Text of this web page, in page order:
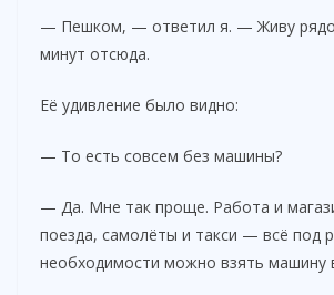
— Пешком, — ответил я. — Живу
минут отсюда.
Её удивление было видно:
— То есть совсем без машины?
— Да. Мне так проще. Работа и
поезда, самолёты и такси — всё под
необходимости можно взять машину